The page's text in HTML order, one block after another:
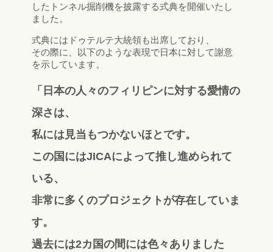
したトンネル掘削機を披露する式典を開催いたし
ました。
式典にはドゥテルテ大統領も出席しており、
その際に、以下のような表現で日本に対して謝意
を示しています。
「日本の人々のフィリピンに対する愛情の
深さは、
私には見当もつかないほとです。
この国にはJICAによって推し進められて
いる、
非常に多くのプロジェクトが存在していま
す。
過去には2カ国の間には色々ありました